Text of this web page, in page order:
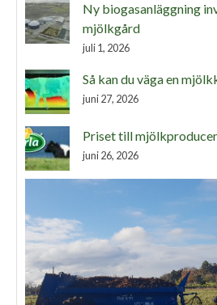
Ny biogasanläggning
mjölkgård
juli 1, 2026
Så kan du väga en
juni 27, 2026
Priset till
juni 26, 2026